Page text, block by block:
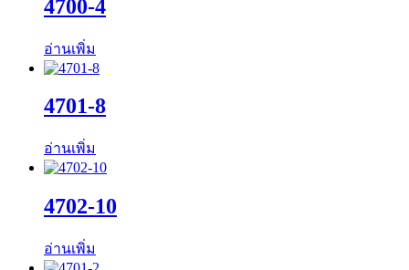
4700-4
อ่านเพิ่ม
4701-8
อ่านเพิ่ม
4702-10
อ่านเพิ่ม